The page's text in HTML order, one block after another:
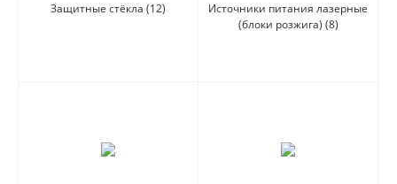
Защитные стёкла (12)
Источники питания лазерные
(блоки розжига) (8)